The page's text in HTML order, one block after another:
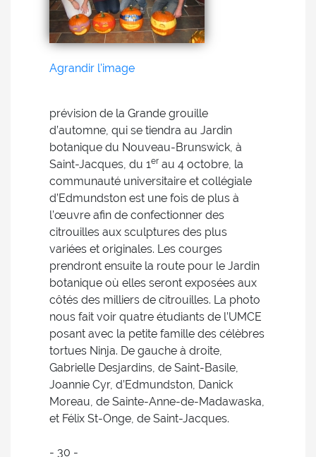
Agrandir l'image
prévision de la Grande grouille
d’automne, qui se tiendra au Jardin
botanique du Nouveau-Brunswick, à
Saint-Jacques, du 1er au 4 octobre, la
communauté universitaire et collégiale
d’Edmundston est une fois de plus à
l’œuvre afin de confectionner des
citrouilles aux sculptures des plus
variées et originales. Les courges
prendront ensuite la route pour le Jardin
botanique où elles seront exposées aux
côtés des milliers de citrouilles. La photo
nous fait voir quatre étudiants de l’UMCE
posant avec la petite famille des célèbres
tortues Ninja. De gauche à droite,
Gabrielle Desjardins, de Saint-Basile,
Joannie Cyr, d’Edmundston, Danick
Moreau, de Sainte-Anne-de-Madawaska,
et Félix St-Onge, de Saint-Jacques.
- 30 -